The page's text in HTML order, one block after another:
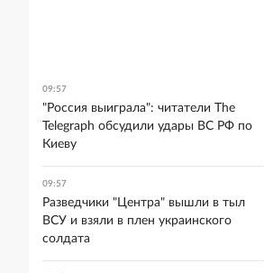
09:57
"Россия выиграла": читатели The
Telegraph обсудили удары ВС РФ по
Киеву
09:57
Разведчики "Центра" вышли в тыл
ВСУ и взяли в плен украинского
солдата